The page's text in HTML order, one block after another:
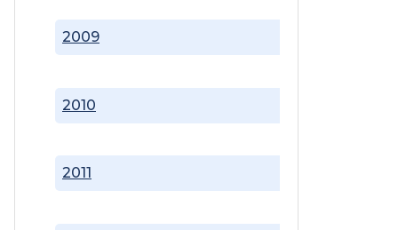
2009
2010
2011